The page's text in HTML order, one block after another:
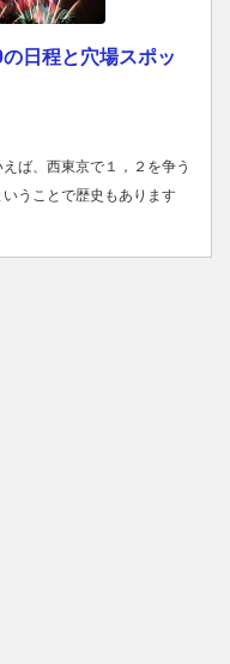
日程と穴場スポッ
ば、西東京で１，２を争う
うことで歴史もあります